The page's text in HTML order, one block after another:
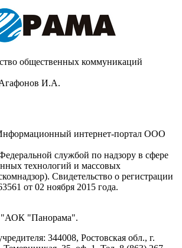
общественных коммуникаций
И.А.
интернет-портал ООО
службой по надзору в сфере
технологий и массовых
Cвидетельство о регистрации
от 02 ноября 2015 года.
"Панорама".
344008, Ростовская обл., г.